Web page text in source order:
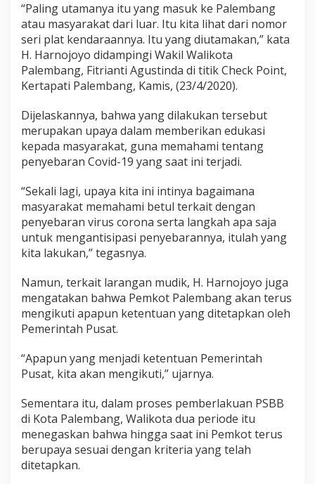
“Paling utamanya itu yang masuk ke Palembang
atau masyarakat dari luar. Itu kita lihat dari nomor
seri plat kendaraannya. Itu yang diutamakan,” kata
H. Harnojoyo didampingi Wakil Walikota
Palembang, Fitrianti Agustinda di titik Check Point,
Kertapati Palembang, Kamis, (23/4/2020).
Dijelaskannya, bahwa yang dilakukan tersebut
merupakan upaya dalam memberikan edukasi
kepada masyarakat, guna memahami tentang
penyebaran Covid-19 yang saat ini terjadi.
“Sekali lagi, upaya kita ini intinya bagaimana
masyarakat memahami betul terkait dengan
penyebaran virus corona serta langkah apa saja
untuk mengantisipasi penyebarannya, itulah yang
kita lakukan,” tegasnya.
Namun, terkait larangan mudik, H. Harnojoyo juga
mengatakan bahwa Pemkot Palembang akan terus
mengikuti apapun ketentuan yang ditetapkan oleh
Pemerintah Pusat.
“Apapun yang menjadi ketentuan Pemerintah
Pusat, kita akan mengikuti,” ujarnya.
Sementara itu, dalam proses pemberlakuan PSBB
di Kota Palembang, Walikota dua periode itu
menegaskan bahwa hingga saat ini Pemkot terus
berupaya sesuai dengan kriteria yang telah
ditetapkan.